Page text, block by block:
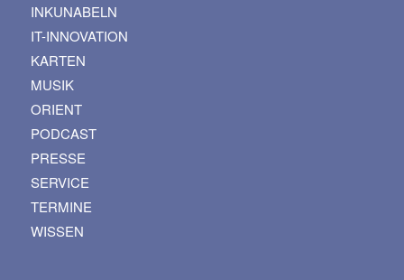
INKUNABELN
IT-INNOVATION
KARTEN
MUSIK
ORIENT
PODCAST
PRESSE
SERVICE
TERMINE
WISSEN